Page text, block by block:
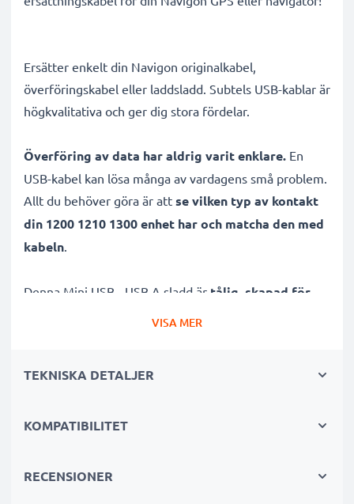
Ersätter enkelt din Navigon originalkabel,
överföringskabel eller laddsladd. Subtels USB-kablar är
högkvalitativa och ger dig stora fördelar.
Överföring av data har aldrig varit enklare. En
USB-kabel kan lösa många av vardagens små problem.
Allt du behöver göra är att se vilken typ av kontakt
din 1200 1210 1300 enhet har och matcha den med
kabeln.
Denna Mini USB - USB A sladd är tålig, skapad för
Självklart stödjer den även både software samt
datakabel för din Navigon navigator, GPS eller
VISA MER
TEKNISKA DETALJER
KOMPATIBILITET
RECENSIONER